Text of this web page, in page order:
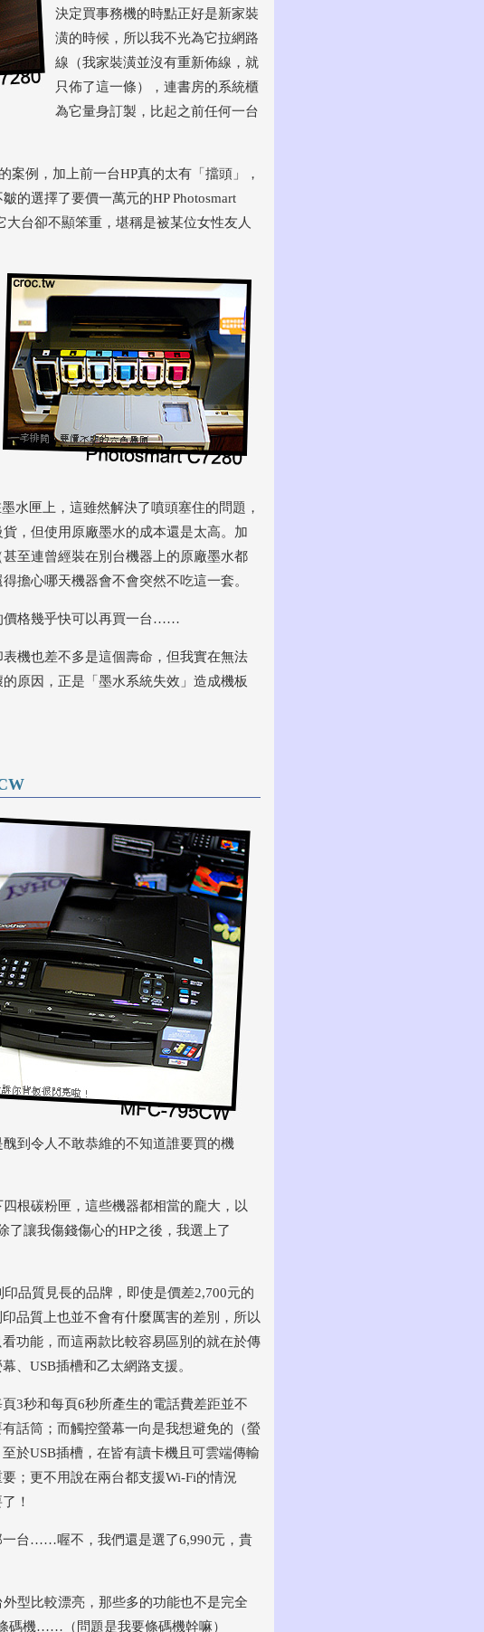
決定買事務機的時點正好是新家裝
潢的時候，所以我不光為它拉網路
線（我家裝潢並沒有重新佈線，就
只佈了這一條），連書房的系統櫃
為它量身訂製，比起之前任何一台
案例，加上前一台HP真的太有「擋頭」，
的選擇了要價一萬元的HP Photosmart
台卻不顯笨重，堪稱是被某位女性友人
水匣上，這雖然解決了噴頭塞住的問題，
，但使用原廠墨水的成本還是太高。加
至連曾經裝在別台機器上的原廠墨水都
擔心哪天機器會不會突然不吃這一套。
價格幾乎快可以再買一台……
機也差不多是這個壽命，但我實在無法
原因，正是「墨水系統失效」造成機板
到令人不敢恭維的不知道誰要買的機
根碳粉匣，這些機器都相當的龐大，以
了讓我傷錢傷心的HP之後，我選上了
印品質見長的品牌，即使是價差2,700元的
品質上也並不會有什麼厲害的差別，所以
功能，而這兩款比較容易區別的就在於傳
、USB插槽和乙太網路支援。
3秒和每頁6秒所產生的電話費差距並不
話筒；而觸控螢幕一向是我想避免的（螢
於USB插槽，在皆有讀卡機且可雲端傳輸
；更不用說在兩台都支援Wi-Fi的情況
！
一台……喔不，我們還是選了6,990元，貴
型比較漂亮，那些多的功能也不是完全
碼機……（問題是我要條碼機幹嘛）